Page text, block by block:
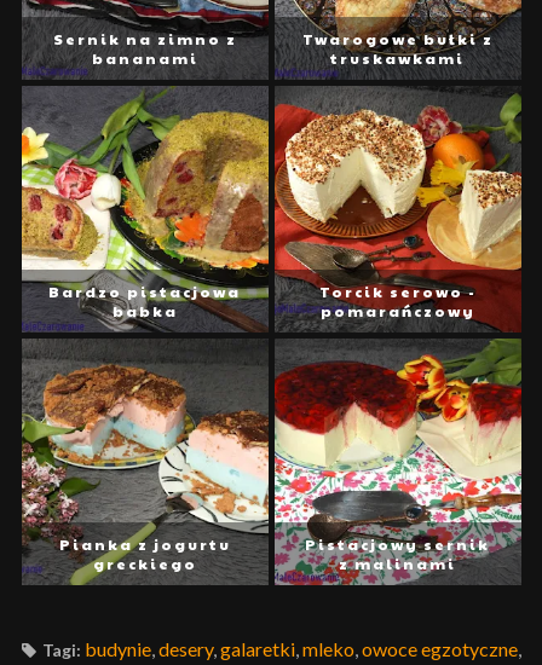
Sernik na zimno z
bananami
Twarogowe bułki z
truskawkami
Bardzo pistacjowa
babka
Torcik serowo -
pomarańczowy
Pianka z jogurtu
greckiego
Pistacjowy sernik
z malinami
Tagi: budynie, desery, galaretki, mleko owoce egzotyczne,